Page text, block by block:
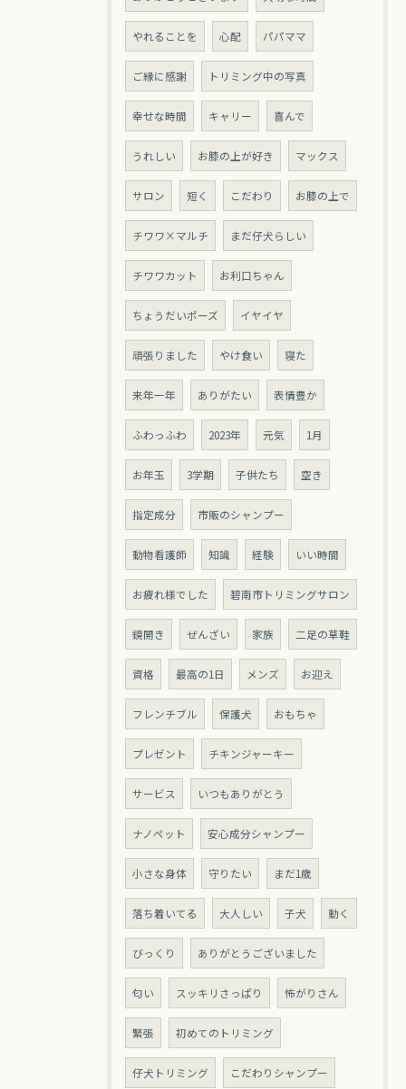
やれることを 心配 パパママ
ご縁に感謝 トリミング中の写真
幸せな時間 キャリー 喜んで
うれしい お膝の上が好き マックス
サロン 短く こだわり お膝の上で
チワワ×マルチ まだ仔犬らしい
チワワカット お利口ちゃん
ちょうだいポーズ イヤイヤ
頑張りました やけ食い 寝た
来年一年 ありがたい 表情豊か
ふわっふわ 2023年 元気 1月
お年玉 3学期 子供たち 空き
指定成分 市販のシャンプー
動物看護師 知識 経験 いい時間
お疲れ様でした 碧南市トリミングサロン
鏡開き ぜんざい 家族 二足の草鞋
資格 最高の1日 メンズ お迎え
フレンチブル 保護犬 おもちゃ
プレゼント チキンジャーキー
サービス いつもありがとう
ナノペット 安心成分シャンプー
小さな身体 守りたい まだ1歳
落ち着いてる 大人しい 子犬 動く
びっくり ありがとうございました
匂い スッキリさっぱり 怖がりさん
緊張 初めてのトリミング
仔犬トリミング こだわりシャンプー